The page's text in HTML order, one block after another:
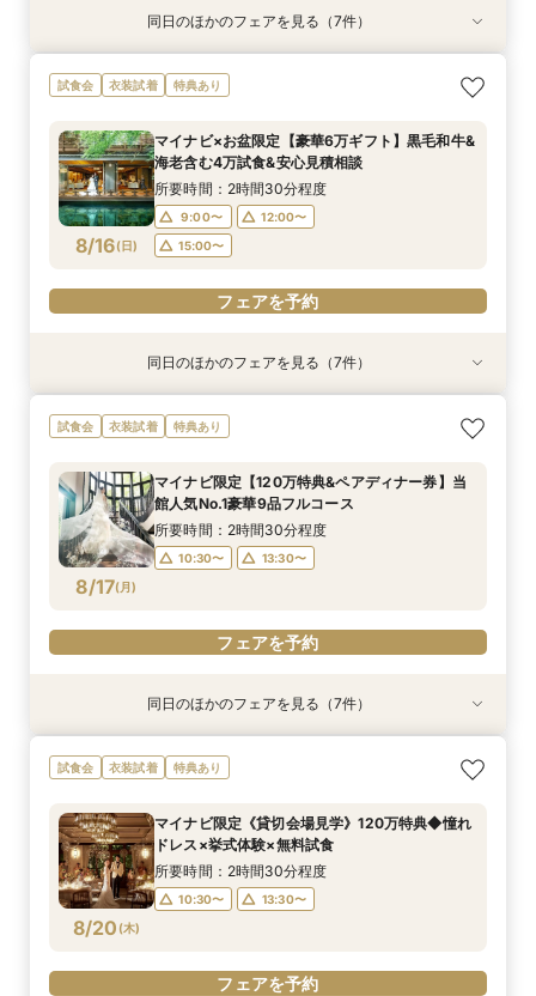
衣装試着 特典あり
8/15(土)
【初めて見学も安心】マイナビ限定6万ギフト&2
万食事券◆憧れチャペル×和牛イセエビ試食×最
所要時間：2時間30分程度
15:00〜
フェアを予約
衣装試着 特典あり
8/15(土)
《親御様限定フェア》お子様の代わりに会場見学
からご相談まで◎
9:00〜
12:00〜
15:00〜
フェアを予約
衣装試着 特典あり
8/15(土)
マイナビ限定【料理重視の方へ】料亭の味を実体
験◎近江牛×海老含む3万試食
9:00〜
12:00〜
15:00〜
フェアを予約
衣装試着 特典あり
8/15(土)
マイナビ限定【初見学の方へ◆6万ギフト】選べ
る4つ会場＆演出×3万無料試食
9:00〜
12:00〜
15:00〜
フェアを予約
衣装試着 特典あり
8/15(土)
マイナビ限定【90分でまるごと見学】ドレス×試
食×会場案内★クイック相談会
9:00〜
12:00〜
15:00〜
フェアを予約
衣装試着 特典あり
8/15(土)
【自宅で安心◎フェア参加】オンライン会場見学
×見積もり相談 #日程・人数未定の相談も歓迎！
10:00〜
13:00〜
16:00〜
フェアを予約
衣装試着 特典あり
8/15(土)
マイナビ限定【10名69万〜◎】 6名から叶う
アットホームで親族も安心の親族婚
9:00〜
12:00〜
15:00〜
フェアを予約
同日のほかのフェアを見る（7件）
試食会 衣装試着 特典あり
8/16(日)
マイナビ×お盆限定【豪華6万ギフト】黒毛和牛&
海老含む4万試食&安心見積相談
所要時間：2時間30分程度
9:00〜
12:00〜
15:00〜
フェアを予約
衣装試着 特典あり
8/16(日)
【初めて見学も安心】マイナビ限定6万ギフト&2
万食事券◆憧れチャペル×和牛イセエビ試食×最
所要時間：2時間30分程度
15:00〜
衣装試着 特典あり
8/16(日)
《親御様限定フェア》お子様の代わりに会場見学
からご相談まで◎
9:00〜
12:00〜
15:00〜
衣装試着 特典あり
8/16(日)
マイナビ限定【料理重視の方へ】料亭の味を実体
験◎近江牛×海老含む3万試食
9:00〜
12:00〜
15:00〜
衣装試着 特典あり
8/16(日)
マイナビ限定【初見学の方へ◆6万ギフト】選べ
る4つ会場＆演出×3万無料試食
9:00〜
12:00〜
15:00〜
衣装試着 特典あり
8/16(日)
【自宅で安心◎フェア参加】オンライン会場見学
×見積もり相談 #日程・人数未定の相談も歓迎！
10:00〜
13:00〜
16:00〜
衣装試着 特典あり
8/16(日)
マイナビ限定【10名69万〜◎】 6名から叶う
アットホームで親族も安心の親族婚
9:00〜
12:00〜
15:00〜
衣装試着 特典あり
8/16(日)
マイナビ限定【90分でまるごと見学】ドレス×試
食×会場案内★クイック相談会
9:00〜
12:00〜
15:00〜
同日のほかのフェアを見る（7件）
試食会 衣装試着 特典あり
8/17(月)
マイナビ限定【120万特典&ペアディナー券】当
館人気No.1豪華9品フルコース
所要時間：2時間30分程度
10:30〜 13:30〜
フェアを予約
衣装試着 特典あり 動画あり
8/17(月)
AM来館限定★マイナビ6万ギフト&レストランチ
ケット付◆光と緑のチャペル×和牛ミシュラン試
所要時間：2時間30分程度
衣装試着 特典あり
8/17(月)
マイナビ限定【料理重視の方へ】料亭の味を実体
験◎近江牛×海老含む豪華3万試食
10:30〜 13:30〜
衣装試着 特典あり
8/17(月)
マイナビ限定【初見学の方へ◆6万ギフト】選べ
る4つ会場＆演出×3万無料試食
10:30〜 13:30〜
衣装試着 特典あり
8/17(月)
マイナビ限定【90分でまるごと見学】ドレス×試
食×会場案内◆クイック相談会
10:30〜 13:30〜
衣装試着 特典あり
8/17(月)
マイナビ限定【10名69万〜◎】 6名から叶う
アットホームで親族も安心の親族婚
10:30〜 13:30〜
衣装試着 特典あり
8/17(月)
【自宅で安心◎フェア参加】オンライン会場見学
×見積もり相談 #日程・人数未定の相談も歓迎!
12:00〜 15:00〜
衣装試着 特典あり
8/17(月)
《親御様限定フェア》お子様の代わりに会場見学
からご相談まで◎
10:30〜 13:30〜
同日のほかのフェアを見る（7件）
試食会 衣装試着 特典あり
8/20 (木)
マイナビ限定《貸切会場見学》120万特典◆憧れ
ドレス×挙式体験×無料試食
所要時間：2時間30分程度
10:30〜 13:30〜
フェアを予約